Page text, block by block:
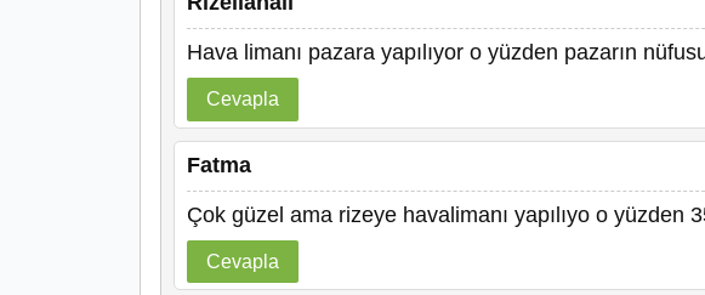
Hava limanı pazara yapılıyor o yüzden pazarın
Cevapla
Fatma
Çok güzel ama rizeye havalimanı yapılıyo o yüzden
Cevapla